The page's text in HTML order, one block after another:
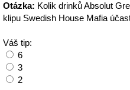
Otázka: Kolik drinků Absolut
klipu Swedish House Mafia
Váš tip:
6
3
2